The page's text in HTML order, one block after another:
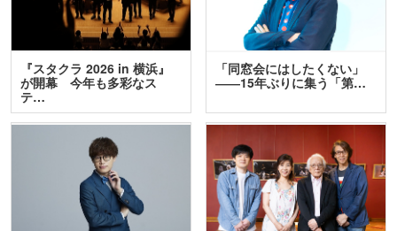
『スタクラ 2026 in 横浜』
が開幕 今年も多彩なス
テ…
「同窓会にはしたくない」
――15年ぶりに集う「第…